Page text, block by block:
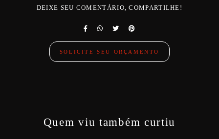
DEIXE SEU COMENTÁRIO, COMPARTILHE!
SOLICITE SEU ORÇAMENTO
Quem viu também curtiu